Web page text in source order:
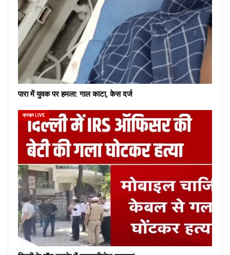
पारा में युवक पर हमला: गाल काटा, केस दर्ज
क्राइम LIVE